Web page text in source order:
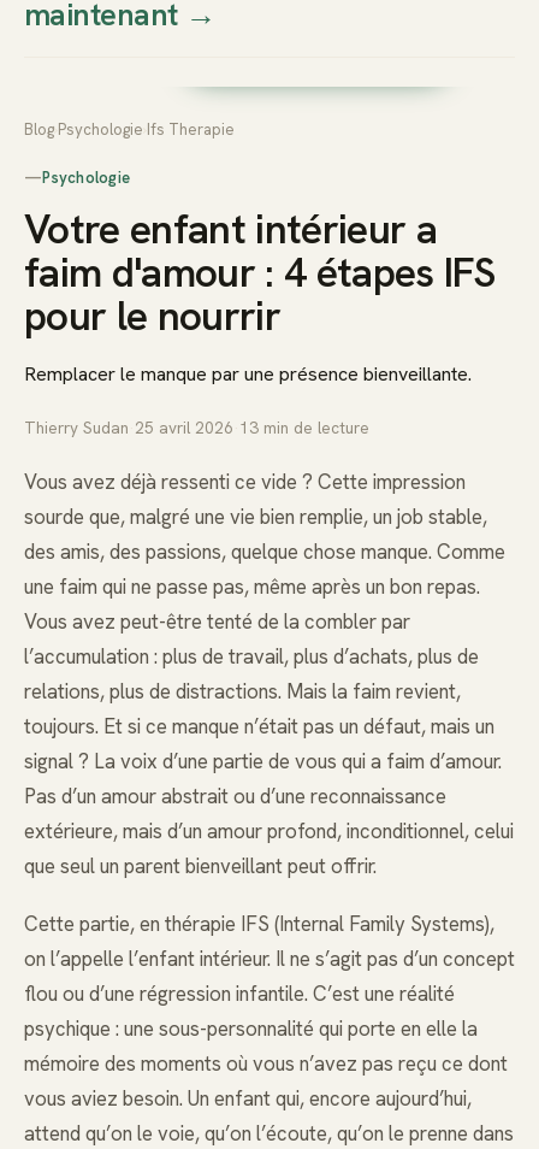
Thierry
Prendre rendez-vous dès
maintenant→
Blog Psychologie Ifs Therapie
—Psychologie
Votre enfant intérieur a
faim d'amour : 4 étapes IFS
pour le nourrir
Remplacer le manque par une présence bienveillante.
Thierry Sudan 25 avril 2026 13 min de lecture
Vous avez déjà ressenti ce vide ? Cette impression
sourde que, malgré une vie bien remplie, un job stable,
des amis, des passions, quelque chose manque. Comme
une faim qui ne passe pas, même après un bon repas.
Vous avez peut-être tenté de la combler par
l’accumulation : plus de travail, plus d’achats, plus de
relations, plus de distractions. Mais la faim revient,
toujours. Et si ce manque n’était pas un défaut, mais un
signal ? La voix d’une partie de vous qui a faim d’amour.
Pas d’un amour abstrait ou d’une reconnaissance
extérieure, mais d’un amour profond, inconditionnel, celui
que seul un parent bienveillant peut offrir.
Cette partie, en thérapie IFS (Internal Family Systems),
on l’appelle l’enfant intérieur. Il ne s’agit pas d’un concept
flou ou d’une régression infantile. C’est une réalité
psychique : une sous-personnalité qui porte en elle la
mémoire des moments où vous n’avez pas reçu ce dont
vous aviez besoin. Un enfant qui, encore aujourd’hui,
attend qu’on le voie, qu’on l’écoute, qu’on le prenne dans